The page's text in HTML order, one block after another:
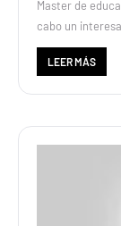
Master de
cabo un
LEER MÁS